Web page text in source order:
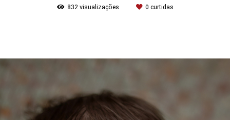
832visualizações 0 curtidas